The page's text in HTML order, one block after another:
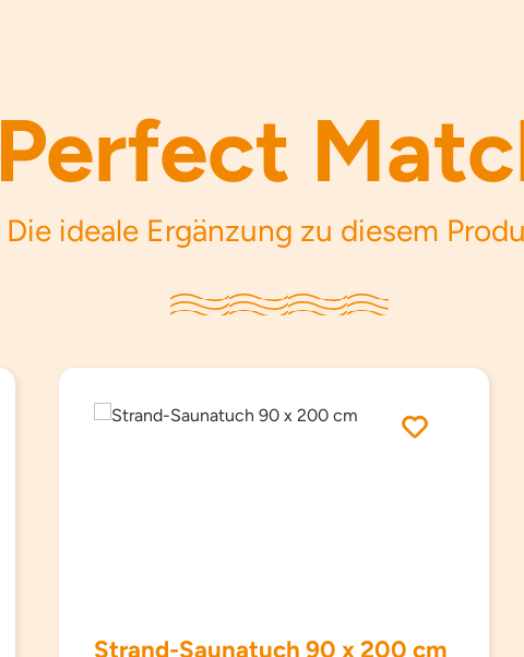
Perfect
Die ideale Ergänzung zu diesem
Strand-Saunatuch 90 x 200 cm